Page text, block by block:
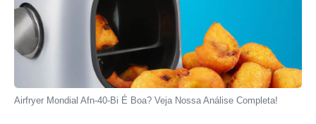
Airfryer Mondial Afn-40-Bi É Boa? Veja Nossa Análise Completa!